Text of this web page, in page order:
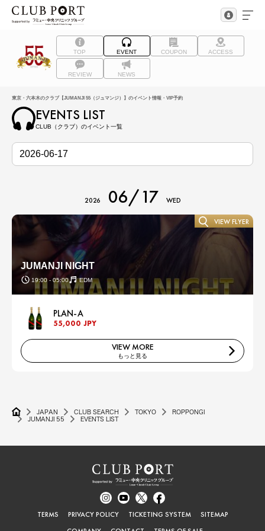
TOP EVENT COUPON ACCESS
REVIEW NEWS
東京・六本木のクラブ【JUMANJI 55（ジュマンジ）】のイベント情報・VIP予約
EVENTS LIST
CLUB（クラブ）のイベント一覧
2026 06/17 WED
JUMANJI NIGHT
19:00 - 05:00 EDM
VIEW FLYER
PLAN-A
55,000 JPY
VIEW MORE
もっと見る
JAPAN CLUB SEARCH TOKYO
ROPPONGI
JUMANJI 55
EVENTS LIST
TERMS PRIVACY POLICY TICKETING SYSTEM
SITEMAP